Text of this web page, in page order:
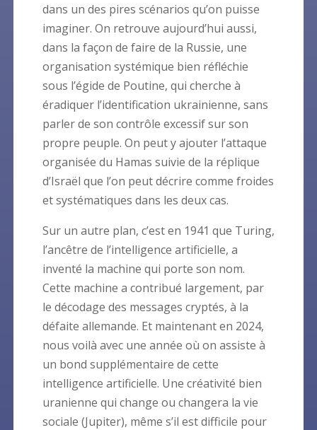
dans un des pires scénarios qu’on puisse
imaginer. On retrouve aujourd’hui aussi,
dans la façon de faire de la Russie, une
organisation systémique bien réfléchie
sous l’égide de Poutine, qui cherche à
éradiquer l’identification ukrainienne, sans
parler de son contrôle excessif sur son
propre peuple. On peut y ajouter l’attaque
organisée du Hamas suivie de la réplique
d’Israël que l’on peut décrire comme froides
et systématiques dans les deux cas.
Sur un autre plan, c’est en 1941 que Turing,
l’ancêtre de l’intelligence artificielle, a
inventé la machine qui porte son nom.
Cette machine a contribué largement, par
le décodage des messages cryptés, à la
défaite allemande. Et maintenant en 2024,
nous voilà avec une année où on assiste à
un bond supplémentaire de cette
intelligence artificielle. Une créativité bien
uranienne qui change ou changera la vie
sociale (Jupiter), même s’il est difficile pour